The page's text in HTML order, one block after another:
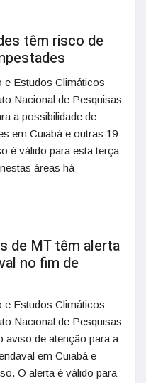
têm risco de
e Estudos Climáticos
Nacional de Pesquisas
a possibilidade de
em Cuiabá e outras 19
é válido para esta terça-
áreas há
de MT têm alerta
no fim de
e Estudos Climáticos
Nacional de Pesquisas
aviso de atenção para a
em Cuiabá e
O alerta é válido para